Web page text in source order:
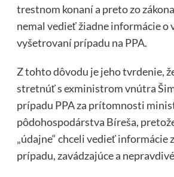
trestnom konaní a preto zo
nemal vedieť žiadne informácie o
vyšetrovaní prípadu na PPA.
Z tohto dôvodu je jeho tvrdenie,
stretnúť s exministrom vnútra
prípadu PPA za prítomnosti
pôdohospodárstva Bíreša,
„údajne“ chceli vedieť informácie
prípadu, zavádzajúce a